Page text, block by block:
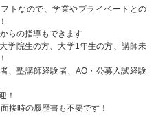
トなので、学業やプライベートとの
らの指導もできます
学院生の方、大学1年生の方、講師未
、塾講師経験者、AO・公募入試経験
！
接時の履歴書も不要です！